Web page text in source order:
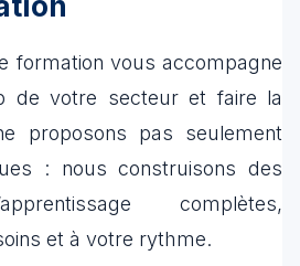
formation vous accompagne
de votre secteur et faire la
proposons pas seulement
: nous construisons des
complètes,
et à votre rythme.